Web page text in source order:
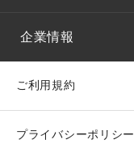
企業情報
ご利用規約
プライバシーポリシー